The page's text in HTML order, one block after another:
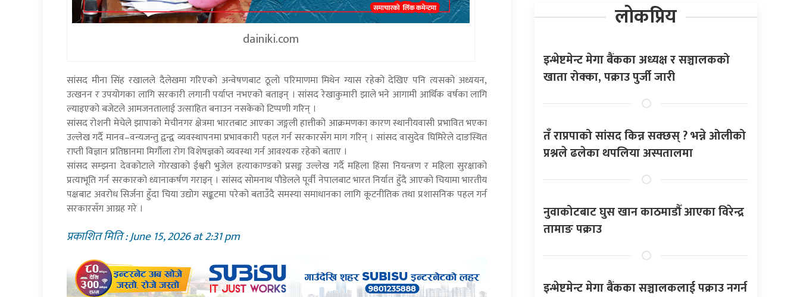
dainiki.com
सांसद मीना सिंह रखालले दैलेखमा गरिएको अन्वेषणबाट ठूलो परिमाणमा मिथेन ग्यास रहेको देखिए पनि त्यसको अध्ययन,
उत्खनन र उपयोगका लागि सरकारी लगानी पर्याप्त नभएको बताइन् । सांसद रेखाकुमारी झाले भने आगामी आर्थिक वर्षका लागि
ल्याइएको बजेटले आमजनतालाई उत्साहित बनाउन नसकेको टिप्पणी गरिन् ।
सांसद रोशनी मेचेले झापाको मेचीनगर क्षेत्रमा भारतबाट आएका जङ्गली हात्तीको आक्रमणका कारण स्थानीयवासी प्रभावित भएका
उल्लेख गर्दै मानव–वन्यजन्तु द्वन्द्व व्यवस्थापनमा प्रभावकारी पहल गर्न सरकारसँग माग गरिन् । सांसद वासुदेव घिमिरेले दाङस्थित
राप्ती विज्ञान प्रतिष्ठानमा मिर्गौला रोग विशेषज्ञको व्यवस्था गर्न आवश्यक रहेको बताए ।
सांसद सम्झना देवकोटाले गोरखाको ईश्वरी भुजेल हत्याकाण्डको प्रसङ्ग उल्लेख गर्दै महिला हिंसा नियन्त्रण र महिला सुरक्षाको
प्रत्याभूति गर्न सरकारको ध्यानाकर्षण गराइन् । सांसद सोमनाथ पौडेलले पूर्वी नेपालबाट भारत निर्यात हुँदै आएको चियामा भारतीय
पक्षबाट अवरोध सिर्जना हुँदा चिया उद्योग सङ्कटमा परेको बताउँदै समस्या समाधानका लागि कूटनीतिक तथा प्रशासनिक पहल गर्न
सरकारसँग आग्रह गरे ।
प्रकाशित मिति : June 15, 2026 at 2:31 pm
लोकप्रिय
इन्भेष्टमेन्ट मेगा बैंकका अध्यक्ष र सञ्चालकको
खाता रोक्का, पक्राउ पुर्जी जारी
तँ राप्रपाको सांसद किन्न सक्छस् ? भन्ने ओलीको
प्रश्नले ढलेका थपलिया अस्पतालमा
नुवाकोटबाट घुस खान काठमाडौँ आएका विरेन्द्र
तामाङ पक्राउ
इन्भेष्टमेन्ट मेगा बैंकका सञ्चालकलाई पक्राउ नगर्न